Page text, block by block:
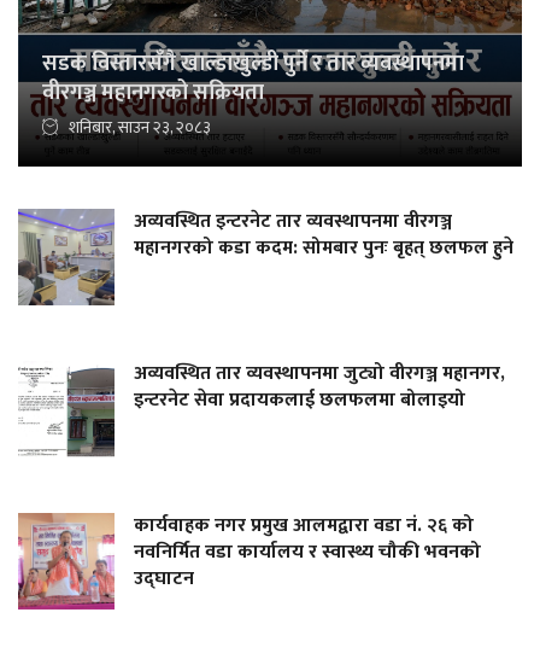
सडक विस्तारसँगै खाल्डाखुल्डी पुर्ने र तार व्यवस्थापनमा
वीरगञ्ज महानगरको सक्रियता
शनिबार, साउन २३, २०८३
अव्यवस्थित इन्टरनेट तार व्यवस्थापनमा वीरगञ्ज
महानगरको कडा कदम: सोमबार पुनः बृहत् छलफल हुने
अव्यवस्थित तार व्यवस्थापनमा जुट्यो वीरगञ्ज महानगर,
इन्टरनेट सेवा प्रदायकलाई छलफलमा बोलाइयो
कार्यवाहक नगर प्रमुख आलमद्वारा वडा नं. २६ को
नवनिर्मित वडा कार्यालय र स्वास्थ्य चौकी भवनको
उद्घाटन